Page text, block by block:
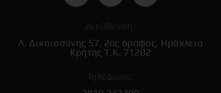
Διεύθυνση:
Λ. Δικαιοσύνης 57, 2ος όροφος, Ηράκλειο
Κρήτης Τ.Κ. 71202
Τηλέφωνο: